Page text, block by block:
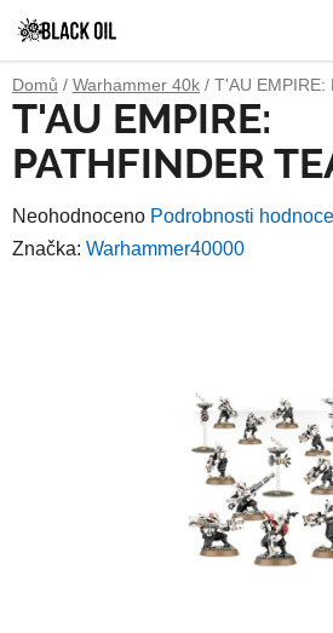
na
obsah
Domů / Warhammer 40k / T'AU EMPIRE:
T'AU EMPIRE:
PATHFINDER
Průměrné
hodnocení
Neohodnoceno Podrobnosti
Značka: Warhammer40000